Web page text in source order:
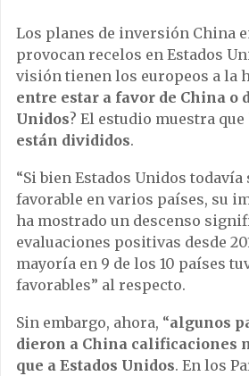
Los planes de inversión China
provocan recelos en Estados
visión tienen los europeos a la
entre estar a favor de China o
Unidos? El estudio muestra que
están divididos.
“Si bien Estados Unidos
favorable en varios países, su
ha mostrado un descenso
evaluaciones positivas desde
mayoría en 9 de los 10 países
favorables” al respecto.
Sin embargo, ahora, “algunos
dieron a China calificaciones
que a Estados Unidos. En los